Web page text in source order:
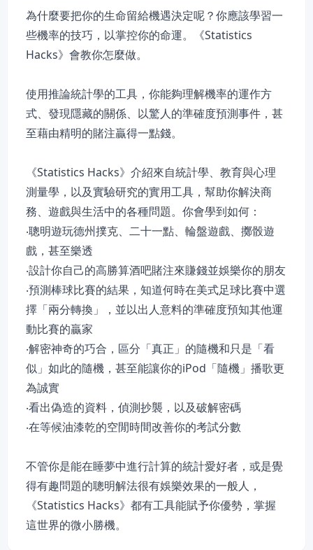
為什麼要把你的生命留給機遇決定呢？你應該學習一
些機率的技巧，以掌控你的命運。《Statistics
Hacks》會教你怎麼做。
使用推論統計學的工具，你能夠理解機率的運作方
式、發現隱藏的關係、以驚人的準確度預測事件，甚
至藉由精明的賭注贏得一點錢。
《Statistics Hacks》介紹來自統計學、教育與心理
測量學，以及實驗研究的實用工具，幫助你解決商
務、遊戲與生活中的各種問題。你會學到如何：
‧聰明遊玩德州撲克、二十一點、輪盤遊戲、擲骰遊
戲，甚至樂透
‧設計你自己的高勝算酒吧賭注來賺錢並娛樂你的朋友
‧預測棒球比賽的結果，知道何時在美式足球比賽中選
擇「兩分轉換」，並以出人意料的準確度預知其他運
動比賽的贏家
‧解密神奇的巧合，區分「真正」的隨機和只是「看
似」如此的隨機，甚至能讓你的iPod「隨機」播歌更
為誠實
‧看出偽造的資料，偵測抄襲，以及破解密碼
‧在等候油漆乾的空閒時間改善你的考試分數
不管你是能在睡夢中進行計算的統計愛好者，或是覺
得有趣問題的聰明解法很有娛樂效果的一般人，
《Statistics Hacks》都有工具能賦予你優勢，掌握
這世界的微小勝機。